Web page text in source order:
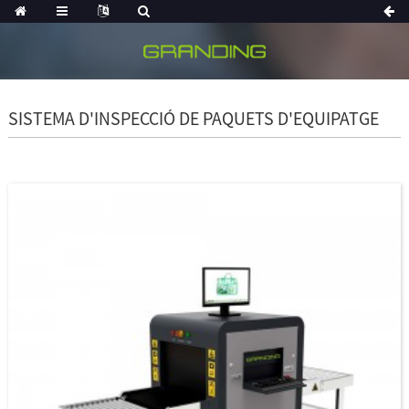
SISTEMA D'INSPECCIÓ DE PAQUETS D'EQUIPATGE